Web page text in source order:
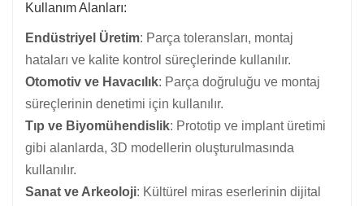
Kullanım Alanları:
Endüstriyel Üretim: Parça toleransları, montaj
hataları ve kalite kontrol süreçlerinde kullanılır.
Otomotiv ve Havacılık: Parça doğruluğu ve montaj
süreçlerinin denetimi için kullanılır.
Tıp ve Biyomühendislik: Prototip ve implant üretimi
gibi alanlarda, 3D modellerin oluşturulmasında
kullanılır.
Sanat ve Arkeoloji: Kültürel miras eserlerinin dijital